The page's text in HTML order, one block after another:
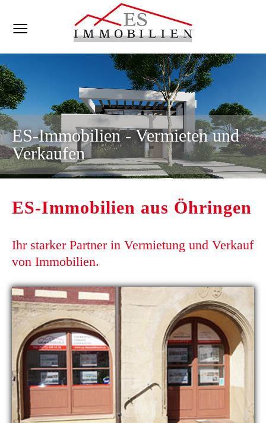
ES-Immobilien - Vermieten und
Verkaufen
ES-Immobilien aus Öhringen
Ihr starker Partner in Vermietung und Verkauf
von Immobilien.